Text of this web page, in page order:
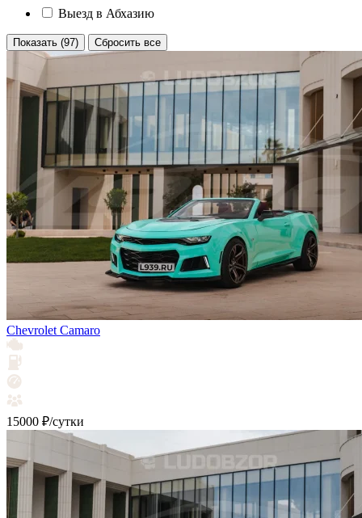
Выезд в Абхазию
Показать (97) Сбросить все
Chevrolet Camaro
15000 ₽/сутки